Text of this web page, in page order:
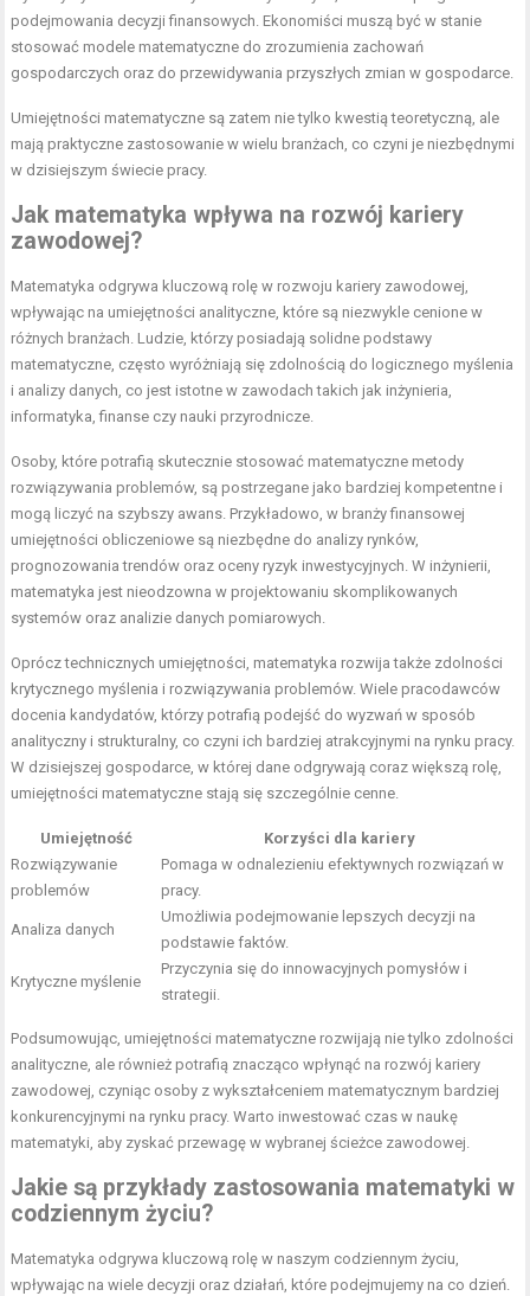
podejmowania decyzji finansowych. Ekonomiści muszą być w stanie
stosować modele matematyczne do zrozumienia zachowań
gospodarczych oraz do przewidywania przyszłych zmian w gospodarce.
Umiejętności matematyczne są zatem nie tylko kwestią teoretyczną, ale
mają praktyczne zastosowanie w wielu branżach, co czyni je niezbędnymi
w dzisiejszym świecie pracy.
Jak matematyka wpływa na rozwój kariery
zawodowej?
Matematyka odgrywa kluczową rolę w rozwoju kariery zawodowej,
wpływając na umiejętności analityczne, które są niezwykle cenione w
różnych branżach. Ludzie, którzy posiadają solidne podstawy
matematyczne, często wyróżniają się zdolnością do logicznego myślenia
i analizy danych, co jest istotne w zawodach takich jak inżynieria,
informatyka, finanse czy nauki przyrodnicze.
Osoby, które potrafią skutecznie stosować matematyczne metody
rozwiązywania problemów, są postrzegane jako bardziej kompetentne i
mogą liczyć na szybszy awans. Przykładowo, w branży finansowej
umiejętności obliczeniowe są niezbędne do analizy rynków,
prognozowania trendów oraz oceny ryzyk inwestycyjnych. W inżynierii,
matematyka jest nieodzowna w projektowaniu skomplikowanych
systemów oraz analizie danych pomiarowych.
Oprócz technicznych umiejętności, matematyka rozwija także zdolności
krytycznego myślenia i rozwiązywania problemów. Wiele pracodawców
docenia kandydatów, którzy potrafią podejść do wyzwań w sposób
analityczny i strukturalny, co czyni ich bardziej atrakcyjnymi na rynku pracy.
W dzisiejszej gospodarce, w której dane odgrywają coraz większą rolę,
umiejętności matematyczne stają się szczególnie cenne.
Umiejętność
Korzyści dla kariery
Rozwiązywanie
problemów
Pomaga w odnalezieniu efektywnych rozwiązań w
pracy.
Analiza danych
Umożliwia podejmowanie lepszych decyzji na
podstawie faktów.
Krytyczne myślenie
Przyczynia się do innowacyjnych pomysłów i
strategii.
Podsumowując, umiejętności matematyczne rozwijają nie tylko zdolności
analityczne, ale również potrafią znacząco wpłynąć na rozwój kariery
zawodowej, czyniąc osoby z wykształceniem matematycznym bardziej
konkurencyjnymi na rynku pracy. Warto inwestować czas w naukę
matematyki, aby zyskać przewagę w wybranej ścieżce zawodowej.
Jakie są przykłady zastosowania matematyki w
codziennym życiu?
Matematyka odgrywa kluczową rolę w naszym codziennym życiu,
wpływając na wiele decyzji oraz działań, które podejmujemy na co dzień.